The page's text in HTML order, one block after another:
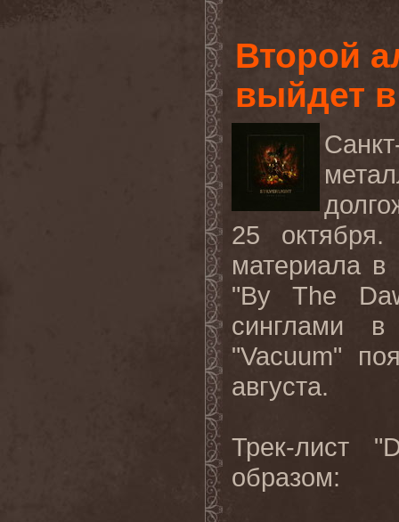
Второй
выйдет
25
материала в
"By The
синглами
"Vacuum"
августа.
Трек-лист
образом: